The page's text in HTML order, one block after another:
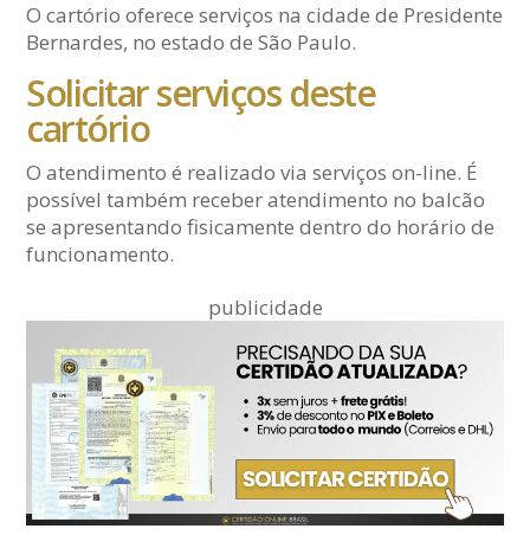
O cartório oferece serviços na cidade de Presidente
Bernardes, no estado de São Paulo.
Solicitar serviços deste
cartório
O atendimento é realizado via serviços on-line. É
possível também receber atendimento no balcão
se apresentando fisicamente dentro do horário de
funcionamento.
publicidade